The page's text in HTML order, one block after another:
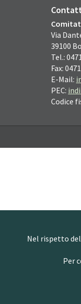
Via
39100
Tel.:
Fax:
E-Mail:
PEC:
Codice
Nel rispetto
Per